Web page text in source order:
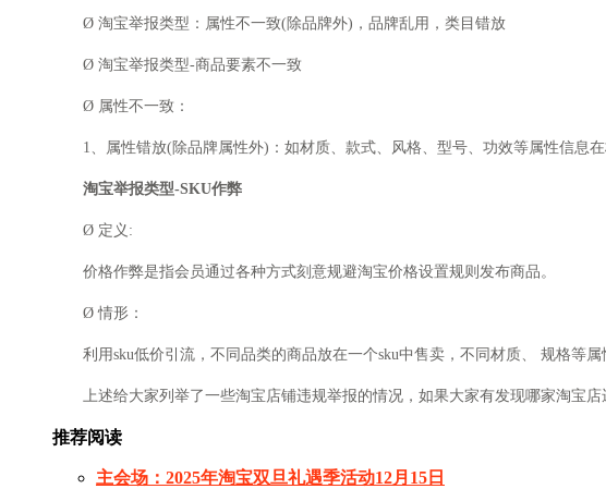
Ø 淘宝举报类型：属性不一致(除品牌外)，品牌乱用，类目错放
Ø 淘宝举报类型-商品要素不一致
Ø 属性不一致：
1、属性错放(除品牌属性外)：如材质、款式、风格、型号、功效等属性信息
淘宝举报类型-SKU作弊
Ø 定义:
价格作弊是指会员通过各种方式刻意规避淘宝价格设置规则发布商品。
Ø 情形：
利用sku低价引流，不同品类的商品放在一个sku中售卖，不同材质、 规格等属
上述给大家列举了一些淘宝店铺违规举报的情况，如果大家有发现哪家淘宝店
推荐阅读
主会场：2025年淘宝双旦礼遇季活动12月15日